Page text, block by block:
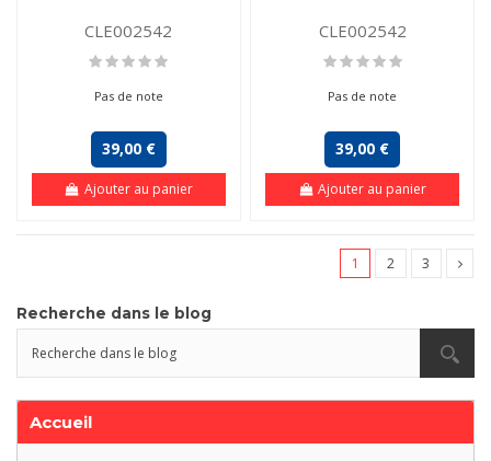
CLE002542
Pas de note
39,00 €
Ajouter au panier
CLE002542
Pas de note
39,00 €
Ajouter au panier
1 2 3
Recherche dans le blog
Accueil